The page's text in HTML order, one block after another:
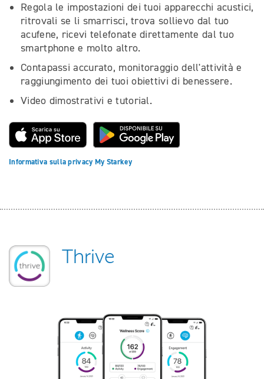
Regola le impostazioni dei tuoi apparecchi acustici,
ritrovali se li smarrisci, trova sollievo dal tuo
acufene, ricevi telefonate direttamente dal tuo
smartphone e molto altro.
Contapassi accurato, monitoraggio dell'attività e
raggiungimento dei tuoi obiettivi di benessere.
Video dimostrativi e tutorial.
Informativa sulla privacy My Starkey
Thrive